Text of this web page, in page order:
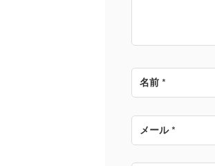
名前 *
メール*